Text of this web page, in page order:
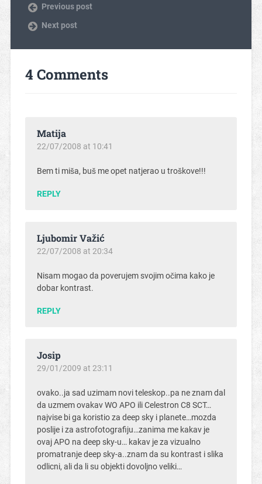
Previous post
Next post
4 Comments
Matija
22/07/2008 at 10:41
Bem ti miša, buš me opet natjerao u troškove!!!
REPLY
Ljubomir Važić
22/07/2008 at 20:34
Nisam mogao da poverujem svojim očima kako je
dobar kontrast.
REPLY
Josip
29/01/2009 at 23:11
ovako..ja sad uzimam novi teleskop..pa ne znam dal
da uzmem ovakav WO APO ili Celestron C8 SCT…
najvise bi ga koristio za deep sky i planete…mozda
poslije i za astrofotografiju…zanima me kakav je
ovaj APO na deep sky-u… kakav je za vizualno
promatranje deep sky-a..znam da su kontrast i slika
odlicni, ali da li su objekti dovoljno veliki…